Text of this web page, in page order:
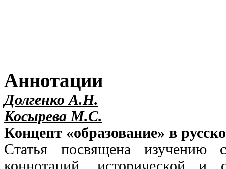
Аннотации
Долгенко А.Н.
Косырева М.С.
Концепт «образование» в
Статья посвящена изучению